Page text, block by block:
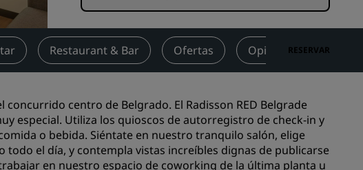
Hotels
Radisson Rewards
Descubre Radisson Rewards
Cómo utilizar los puntos
Cómo obtener puntos
Bookers and Planners
Restaurant & Bar Ofertas OpinionesRESERVAR
centro de Belgrado. El Radisson RED Belgrade
especial. Utiliza los quioscos de autorregistro de check-in y
o bebida. Siéntate en nuestro tranquilo salón, elige
el día, y contempla vistas increíbles dignas de publicarse
en nuestro espacio de coworking de la última planta u